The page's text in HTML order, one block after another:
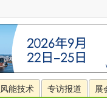
风能技术 专访报道 展